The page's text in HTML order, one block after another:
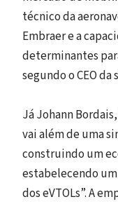
técnico da
Embraer e a
determinantes
segundo o CEO
Já Johann
vai além de uma
construindo um
estabelecendo
dos eVTOLs”. A